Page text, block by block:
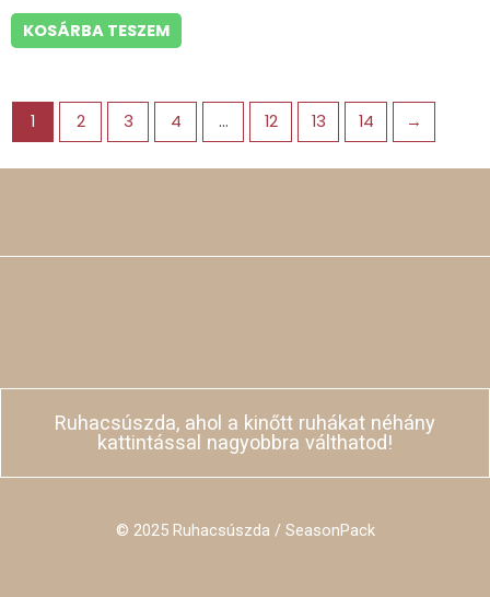
KOSÁRBA TESZEM
1 2 3 4 … 12 13 14 →
Ruhacsúszda, ahol a kinőtt ruhákat néhány
kattintással nagyobbra válthatod!
© 2025 Ruhacsúszda / SeasonPack